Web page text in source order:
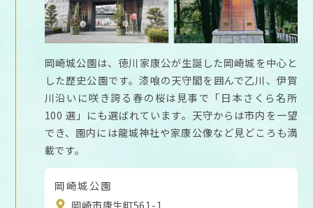
岡崎城公園は、徳川家康公が生誕した岡崎城を中心と
した歴史公園です。漆喰の天守閣を囲んで乙川、伊賀
川沿いに咲き誇る春の桜は見事で「日本さくら名所
100 選」にも選ばれています。天守からは市内を一望
でき、園内には龍城神社や家康公像など見どころも満
載です。
岡崎城公園